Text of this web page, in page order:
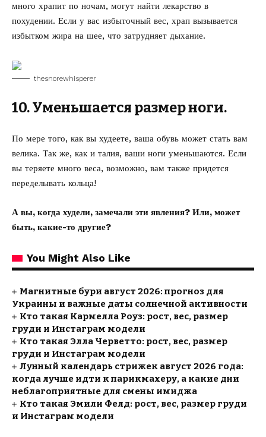
много храпит по ночам, могут найти лекарство в
похудении. Если у вас избыточный вес, храп вызывается
избытком жира на шее, что затрудняет дыхание.
thesnorewhisperer
10. Уменьшается размер ноги.
По мере того, как вы худеете, ваша обувь может стать вам
велика. Так же, как и талия, ваши ноги уменьшаются. Если
вы теряете много веса, возможно, вам также придется
переделывать кольца!
А вы, когда худели, замечали эти явления? Или, может
быть, какие-то другие?
You Might Also Like
Магнитные бури август 2026: прогноз для
Украины и важные даты солнечной активности
Кто такая Кармелла Роуз: рост, вес, размер
груди и Инстаграм модели
Кто такая Элла Черветто: рост, вес, размер
груди и Инстаграм модели
Лунный календарь стрижек август 2026 года:
когда лучше идти к парикмахеру, а какие дни
неблагоприятные для смены имиджа
Кто такая Эмили Фелд: рост, вес, размер груди
и Инстаграм модели